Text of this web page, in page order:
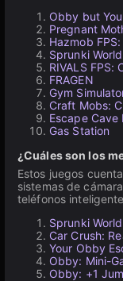
Obby but
Pregnant
Hazmob
Sprunki
RIVALS FPS:
FRAGEN
Gym
Craft Mobs:
Escape Cave
Gas Station
¿Cuáles son los
Estos juegos
sistemas de
teléfonos
Sprunki
Car Crush:
Your Obby
Obby: Mini-
Obby: +1